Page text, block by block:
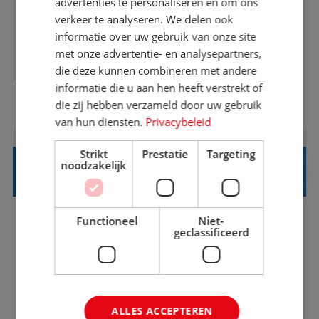
Met jouw ervaring in de reisbranche of
achtergrond in toerisme ben je klaar voor de
volgende stap. Vanaf je stoel reis je de hele
wereld over en speel je moeiteloos in op de
wensen van je team, je klant en wat er in de
reiswereld gebeurt. Met je enthousiasme weet je
klanten te overtuigen om die droomreis te
boeken! ...
BEKIJK VACATURE
REISADVISEUR ALLROUND
Aalsmeer, Noord-Holland, Nederland
Baan
MBO
het nu voor jezelf is, of voor een ander: jij vindt
verkeer te analyseren. We delen ook
informatie over uw gebruik van onze site
met onze advertentie- en analysepartners,
die deze kunnen combineren met andere
informatie die u aan hen heeft verstrekt of
die zij hebben verzameld door uw gebruik
van hun diensten. Privacybeleid
Strikt
noodzakelijk
Prestatie Targeting
Functioneel
Niet-
geclassificeerd
ALLES ACCEPTEREN